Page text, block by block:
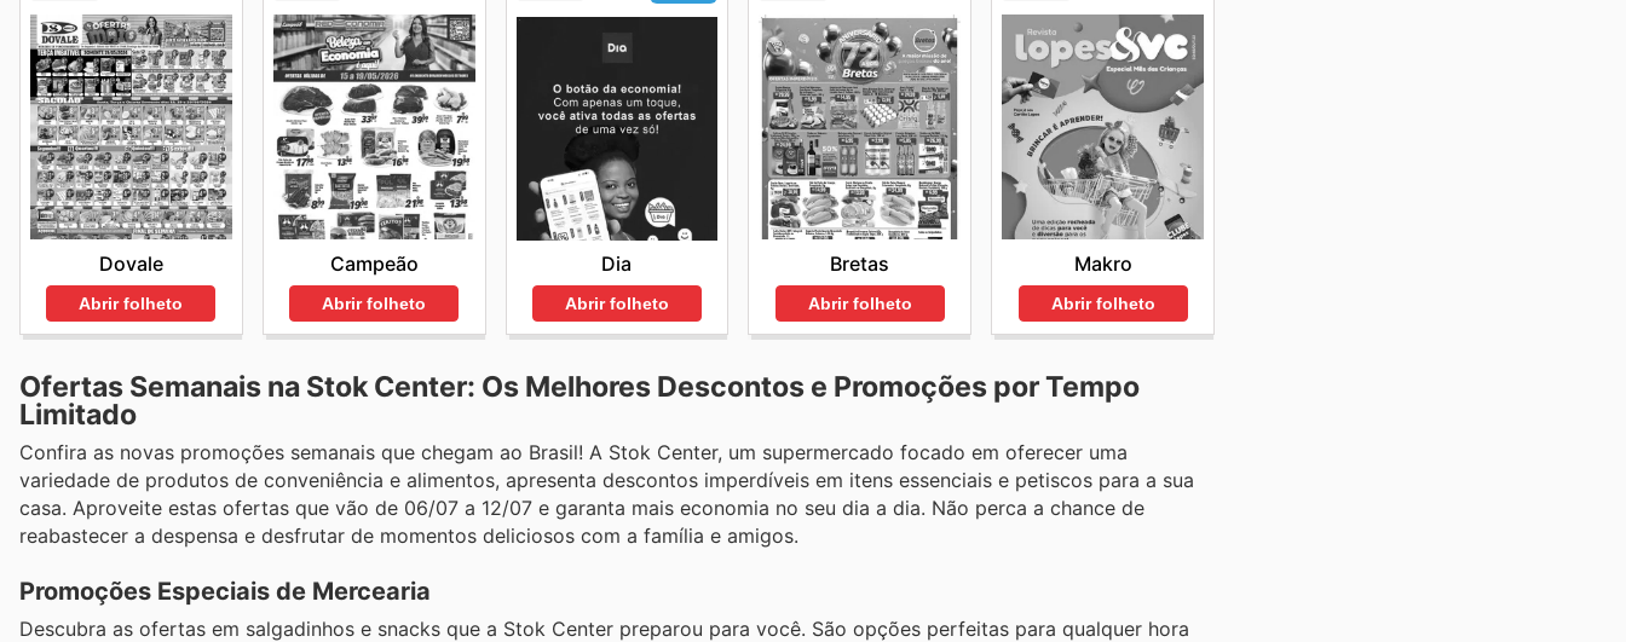
Dovale
Abrir folheto
Campeão
Abrir folheto
Dia
Abrir folheto
Bretas
Abrir folheto
Makro
Abrir folheto
Ofertas Semanais na Stok Center: Os Melhores Descontos e Promoções por Tempo
Limitado
Confira as novas promoções semanais que chegam ao Brasil! A Stok Center, um supermercado focado em oferecer uma
variedade de produtos de conveniência e alimentos, apresenta descontos imperdíveis em itens essenciais e petiscos para a sua
casa. Aproveite estas ofertas que vão de 06/07 a 12/07 e garanta mais economia no seu dia a dia. Não perca a chance de
reabastecer a despensa e desfrutar de momentos deliciosos com a família e amigos.
Promoções Especiais de Mercearia
Descubra as ofertas em salgadinhos e snacks que a Stok Center preparou para você. São opções perfeitas para qualquer hora